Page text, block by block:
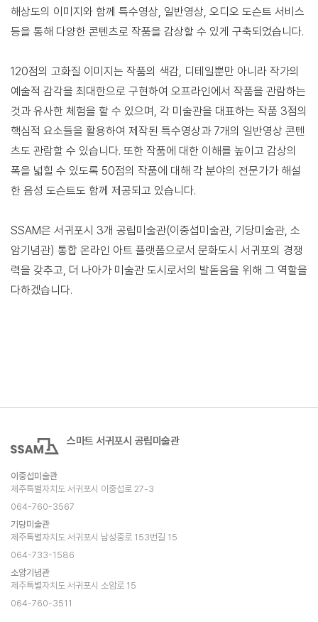
해상도의 이미지와 함께 특수영상, 일반영상, 오디오 도슨트 서비스
등을 통해 다양한 콘텐츠로 작품을 감상할 수 있게 구축되었습니다.
120점의 고화질 이미지는 작품의 색감, 디테일뿐만 아니라 작가의
예술적 감각을 최대한으로 구현하여 오프라인에서 작품을 관람하는
것과 유사한 체험을 할 수 있으며, 각 미술관을 대표하는 작품 3점의
핵심적 요소들을 활용하여 제작된 특수영상과 7개의 일반영상 콘텐
츠도 관람할 수 있습니다. 또한 작품에 대한 이해를 높이고 감상의
폭을 넓힐 수 있도록 50점의 작품에 대해 각 분야의 전문가가 해설
한 음성 도슨트도 함께 제공되고 있습니다.
SSAM은 서귀포시 3개 공립미술관(이중섭미술관, 기당미술관, 소
암기념관) 통합 온라인 아트 플랫폼으로서 문화도시 서귀포의 경쟁
력을 갖추고, 더 나아가 미술관 도시로서의 발돋움을 위해 그 역할을
다하겠습니다.
스마트 서귀포시 공립미술관
이중섭미술관
제주특별자치도 서귀포시 이중섭로 27-3
064-760-3567
기당미술관
제주특별자치도 서귀포시 남성중로 153번길 15
064-733-1586
소암기념관
제주특별자치도 서귀포시 소암로 15
064-760-3511